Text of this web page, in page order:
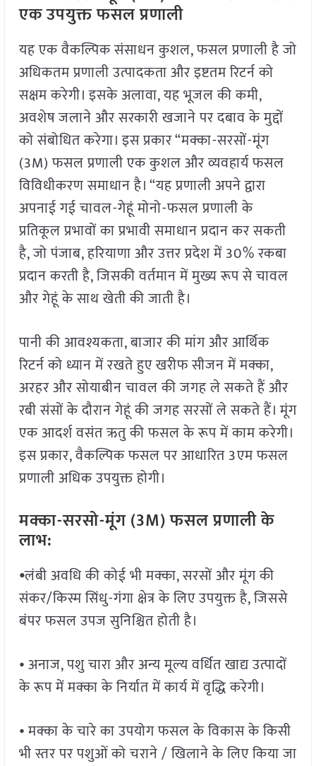
एक उपयुक्त फसल प्रणाली
यह एक वैकल्पिक संसाधन कुशल, फसल प्रणाली है जो
अधिकतम प्रणाली उत्पादकता और इष्टतम रिटर्न को
सक्षम करेगी। इसके अलावा, यह भूजल की कमी,
अवशेष जलाने और सरकारी खजाने पर दबाव के मुद्दों
को संबोधित करेगा। इस प्रकार “मक्का-सरसों-मूंग
(3M) फसल प्रणाली एक कुशल और व्यवहार्य फसल
विविधीकरण समाधान है। “यह प्रणाली अपने द्वारा
अपनाई गई चावल-गेहूं मोनो-फसल प्रणाली के
प्रतिकूल प्रभावों का प्रभावी समाधान प्रदान कर सकती
है, जो पंजाब, हरियाणा और उत्तर प्रदेश में 30% रकबा
प्रदान करती है, जिसकी वर्तमान में मुख्य रूप से चावल
और गेहूं के साथ खेती की जाती है।
पानी की आवश्यकता, बाजार की मांग और आर्थिक
रिटर्न को ध्यान में रखते हुए खरीफ सीजन में मक्का,
अरहर और सोयाबीन चावल की जगह ले सकते हैं और
रबी संसों के दौरान गेहूं की जगह सरसों ले सकते हैं। मूंग
एक आदर्श वसंत ऋतु की फसल के रूप में काम करेगी।
इस प्रकार, वैकल्पिक फसल पर आधारित 3एम फसल
प्रणाली अधिक उपयुक्त होगी।
मक्का-सरसो-मूंग (3M) फसल प्रणाली के
लाभ:
⦁लंबी अवधि की कोई भी मक्का, सरसों और मूंग की
संकर/किस्म सिंधु-गंगा क्षेत्र के लिए उपयुक्त है, जिससे
बंपर फसल उपज सुनिश्चित होती है।
⦁ अनाज, पशु चारा और अन्य मूल्य वर्धित खाद्य उत्पादों
के रूप में मक्का के निर्यात में कार्य में वृद्धि करेगी।
⦁ मक्का के चारे का उपयोग फसल के विकास के किसी
भी स्तर पर पशुओं को चराने / खिलाने के लिए किया जा